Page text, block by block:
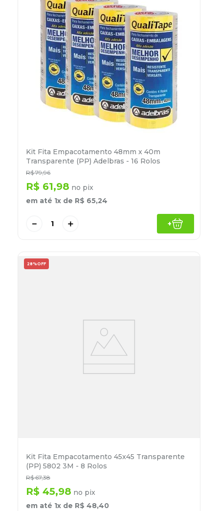
Kit Fita Empacotamento 48mm x 40m
Transparente (PP) Adelbras - 16 Rolos
R$ 79,96
R$ 61,98 no pix
em até 1x de R$ 65,24
＋
－ +
28% OFF
Kit Fita Empacotamento 45x45 Transparente
(PP) 5802 3M - 8 Rolos
R$ 67,38
R$ 45,98 no pix
em até 1x de R$ 48,40